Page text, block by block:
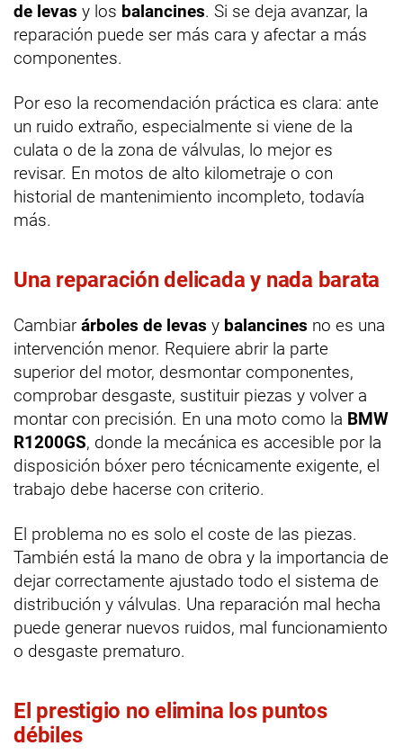
de levas y los balancines. Si se deja avanzar, la
reparación puede ser más cara y afectar a más
componentes.
Por eso la recomendación práctica es clara: ante
un ruido extraño, especialmente si viene de la
culata o de la zona de válvulas, lo mejor es
revisar. En motos de alto kilometraje o con
historial de mantenimiento incompleto, todavía
más.
Una reparación delicada y nada barata
Cambiar árboles de levas y balancines no es una
intervención menor. Requiere abrir la parte
superior del motor, desmontar componentes,
comprobar desgaste, sustituir piezas y volver a
montar con precisión. En una moto como la BMW
R1200GS, donde la mecánica es accesible por la
disposición bóxer pero técnicamente exigente, el
trabajo debe hacerse con criterio.
El problema no es solo el coste de las piezas.
También está la mano de obra y la importancia de
dejar correctamente ajustado todo el sistema de
distribución y válvulas. Una reparación mal hecha
puede generar nuevos ruidos, mal funcionamiento
o desgaste prematuro.
El prestigio no elimina los puntos
débiles